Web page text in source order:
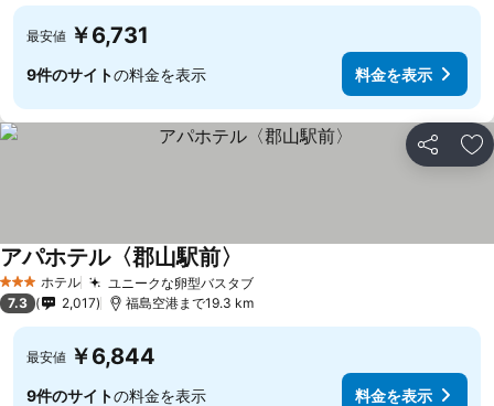
最安値 ￥6,731
9件のサイトの料金を表示 料金を表示
シェア お
3 ホテルのランク
ホテル ユニークな卵型バスタブ
アパホテル〈郡山駅前〉
7.3 2,017 福島空港まで19.3 km
最安値 ￥6,844
9件のサイトの料金を表示 料金を表示